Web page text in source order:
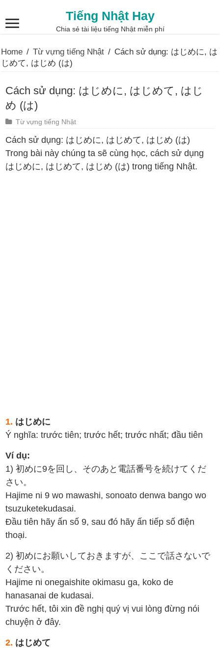
Tiếng Nhật Hay
Chia sẻ tài liệu tiếng Nhật miễn phí
Home / Từ vựng tiếng Nhật / Cách sử dụng: はじめに, は
じめて, はじめ (は)
Cách sử dụng: はじめに, はじめて, はじ
め (は)
Từ vựng tiếng Nhật
Cách sử dụng: はじめに, はじめて, はじめ (は)
Trong bài này chúng ta sẽ cùng học, cách sử dụng
はじめに, はじめて, はじめ (は) trong tiếng Nhật.
1. はじめに
Ý nghĩa: trước tiên; trước hết; trước nhất; đầu tiên
Ví dụ:
1) 初めに9を回し、そのあと電話番号を続けてくだ
さい。
Hajime ni 9 wo mawashi, sonoato denwa bango wo
tsuzuketekudasai.
Đầu tiên hãy ấn số 9, sau đó hãy ấn tiếp số điện
thoại.
2) 初めにお願いしておきますが、ここで話さないで
ください。
Hajime ni onegaishite okimasu ga, koko de
hanasanai de kudasai.
Trước hết, tôi xin đề nghị quý vị vui lòng đừng nói
chuyện ở đây.
2. はじめて